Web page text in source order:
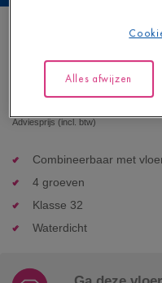
Geborstelde
LAMINAAT - CAPTURE |SIG4764
39,95 €/m²
Adviesprijs (incl. btw)
Combineerbaar met
4 groeven
Klasse 32
Waterdicht
Alles afwijzen